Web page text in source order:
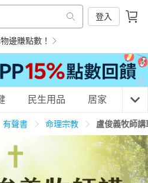
登入
邊賺點數！
民生用品
民生用品 居家 3C
有聲書 命理宗教 盧俊義牧師